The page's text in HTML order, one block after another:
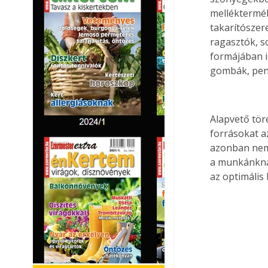
ragasztók,
formájában
gombák,
Alapvető
forrásokat
azonban
a
az optimális